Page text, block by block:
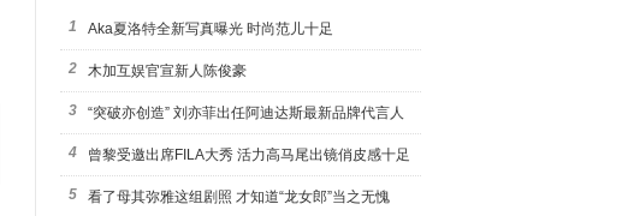
1 Aka夏洛特全新写真曝光 时尚范儿十足
2 木加互娱官宣新人陈俊豪
3 “突破亦创造” 刘亦菲出任阿迪达斯最新品牌代言人
引爆
4 曾黎受邀出席FILA大秀 活力高马尾出镜俏皮感十足
5 看了母其弥雅这组剧照 才知道“龙女郎”当之无愧